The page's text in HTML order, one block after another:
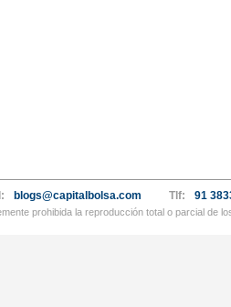
blogs@capitalbolsa.com Tlf: 91
prohibida la reproducción total o parcial de